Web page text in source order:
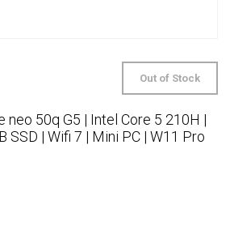
Out of Stock
neo 50q G5 | Intel Core 5 210H |
SSD | Wifi 7 | Mini PC | W11 Pro